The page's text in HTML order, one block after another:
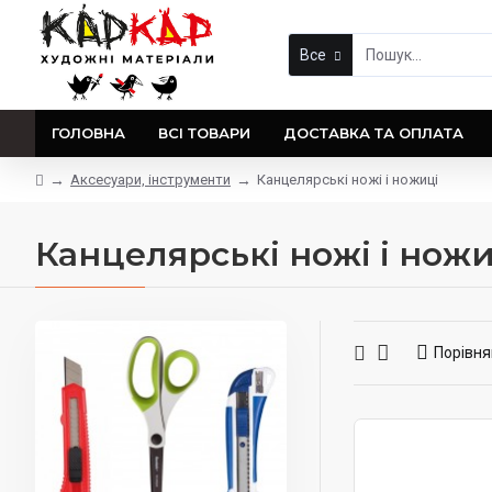
Все
ГОЛОВНА ВСІ ТОВАРИ ДОСТАВКА ТА ОПЛАТА
Аксесуари, інструменти Канцелярські ножі і ножиці
Канцелярські ножі і